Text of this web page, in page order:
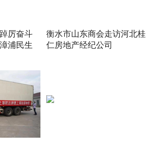
厉奋斗
浦民生
衡水市山东商会走访河北桂
仁房地产经纪公司